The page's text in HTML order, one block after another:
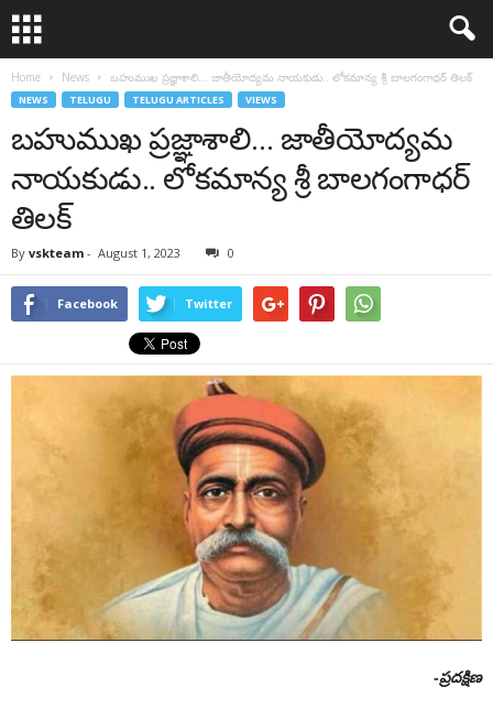
Home News బహుముఖ ప్రజ్ఞాశాలి… జాతీయోద్యమ నాయకుడు.. లోకమాన్య శ్రీ బాలగంగాధర్ తిలక్
NEWS TELUGU TELUGU ARTICLES VIEWS
బహుముఖ ప్రజ్ఞాశాలి… జాతీయోద్యమ
నాయకుడు.. లోకమాన్య శ్రీ బాలగంగాధర్
తిలక్
By vskteam - August 1, 2023 0
Facebook Twitter
-ప్రదక్షిణ